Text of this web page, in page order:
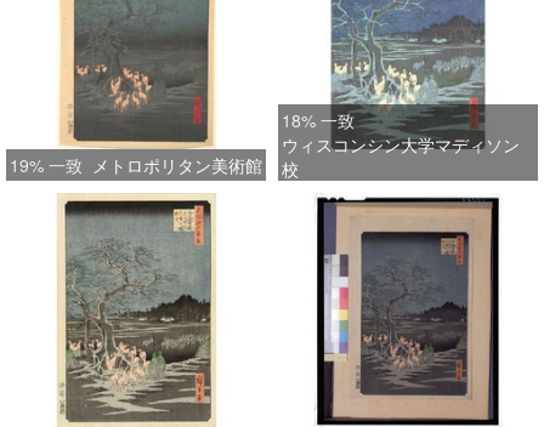
19% 一致 メトロポリタン美術館
18% 一致
ウィスコンシン大学マディソン
校